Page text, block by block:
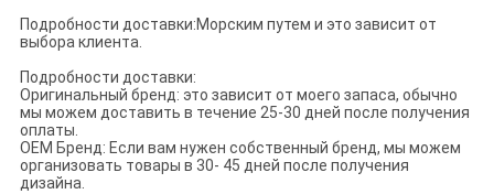
Подробности доставки:Морским путем и это зависит от
выбора клиента.
Подробности доставки:
Оригинальный бренд: это зависит от моего запаса, обычно
мы можем доставить в течение 25-30 дней после получения
оплаты.
OEM Бренд: Если вам нужен собственный бренд, мы можем
организовать товары в 30- 45 дней после получения
дизайна.